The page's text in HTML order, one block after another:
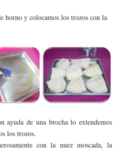
horno y colocamos los trozos con la
ayuda de una brocha lo extendemos
los trozos.
con la nuez moscada, la